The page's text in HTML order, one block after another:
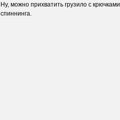
Ну, можно прихватить грузило с
спиннинга.